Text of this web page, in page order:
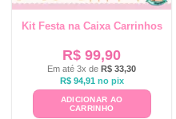
Kit Festa na Caixa Carrinhos
R$ 99,90
Em até 3x de R$ 33,30
R$94,91 no pix
ADICIONAR AO
CARRINHO